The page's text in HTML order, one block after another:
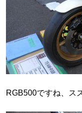
RGB500ですね、ス